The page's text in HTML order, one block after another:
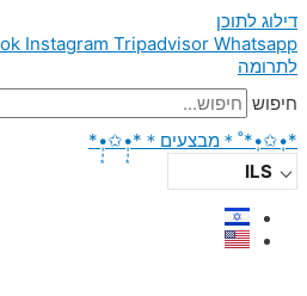
דילוג לתוכן
Instagram Tripadvisor Whatsapp
לתרומה
חיפוש
*•̩̩͙✩•̩̩͙*˚＊מבצעים＊*•̩̩͙✩•̩̩͙*
ILS